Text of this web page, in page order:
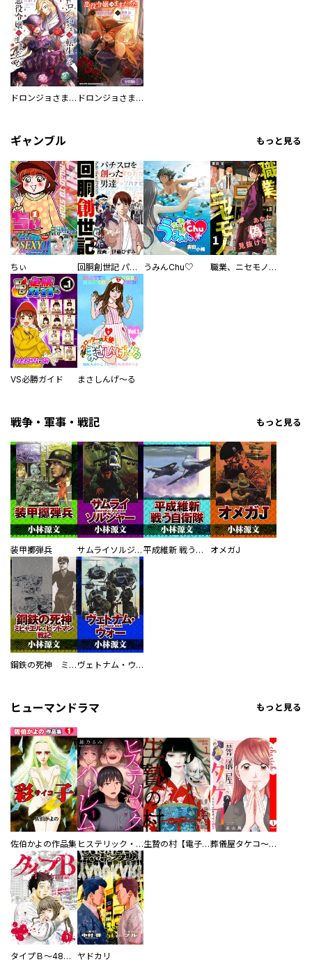
ドロンジョさまは転生しても悪役令嬢のままだった ドロンジョさまは転生しても悪役令嬢のままだった【分冊版】
ギャンブル もっと見る
ちぃ 回胴創世記 パチスロを創った男達 うみんChu♡ 職業、ニセモノ～あなたに偽は見抜けない【電子単行本版】
VS必勝ガイド まさしんげ～る
戦争・軍事・戦記 もっと見る
装甲擲弾兵 サムライソルジャー SAMURAI SOLDIER 平成維新 戦う自衛隊 オメガJ
鋼鉄の死神 ミヒャエル・ビットマン戦記 ヴェトナム・ウォー VIETNAM WAR
ヒューマンドラマ もっと見る
佐伯かよの作品集 ヒステリック・ハーレム～搾られる男と堕ちる女～【電子単行本版】 生贄の村【電子単行本版】 葬儀屋タケコ～あなたの最期、叶えます【電子単行本版】
タイプＢ～48時間後、致死率100％～【単話】 ヤドカリ